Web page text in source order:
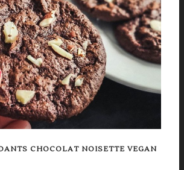
CHOCOLAT NOISETTE VEGAN